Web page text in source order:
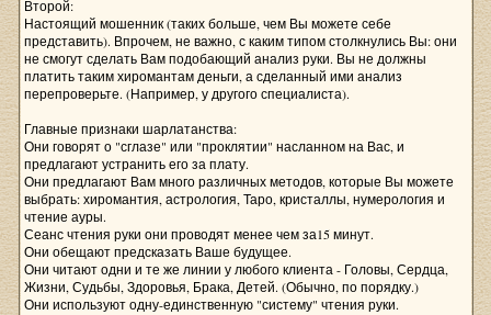
Второй:
Настоящий мошенник (таких больше, чем Вы можете себе
представить). Впрочем, не важно, с каким типом столкнулись Вы: они
не смогут сделать Вам подобающий анализ руки. Вы не должны
платить таким хиромантам деньги, а сделанный ими анализ
перепроверьте. (Например, у другого специалиста).
Главные признаки шарлатанства:
Они говорят о "сглазе" или "проклятии" насланном на Вас, и
предлагают устранить его за плату.
Они предлагают Вам много различных методов, которые Вы можете
выбрать: хиромантия, астрология, Таро, кристаллы, нумерология и
чтение ауры.
Сеанс чтения руки они проводят менее чем за15 минут.
Они обещают предсказать Ваше будущее.
Они читают одни и те же линии у любого клиента - Головы, Сердца,
Жизни, Судьбы, Здоровья, Брака, Детей. (Обычно, по порядку.)
Они используют одну-единственную "систему" чтения руки.